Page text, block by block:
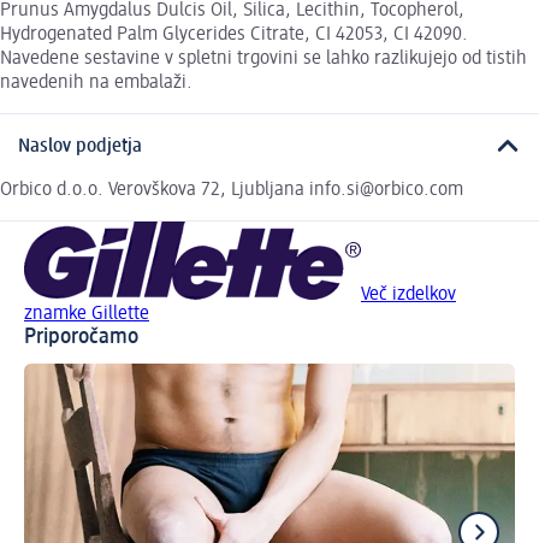
Prunus Amygdalus Dulcis Oil, Silica, Lecithin, Tocopherol,
Hydrogenated Palm Glycerides Citrate, CI 42053, CI 42090.
Navedene sestavine v spletni trgovini se lahko razlikujejo od tistih
navedenih na embalaži.
Naslov podjetja
Orbico d.o.o. Verovškova 72, Ljubljana info.si@orbico.com
Več izdelkov
znamke Gillette
Priporočamo